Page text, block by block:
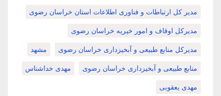
مدیر کل ارتباطات و فناوری اطلاعات استان خراسان رضوی
مدیرکل اوقاف و امور خیریه خراسان رضوی
مدیرکل منابع طبیعی و آبخیزداری خراسان رضوی مشهد
منابع طبیعی و آبخیزداری خراسان رضوی مهدی خداشناس
مهدی یعقوبی